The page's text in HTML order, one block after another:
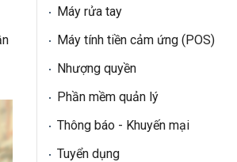
Máy rửa tay
Máy tính tiền cảm ứng (POS)
Nhượng quyền
Phần mềm quản lý
Thông báo - Khuyến mại
Tuyển dụng